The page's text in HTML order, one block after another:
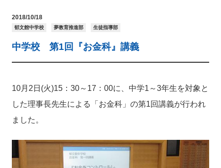
2018/10/18
郁文館中学校 夢教育推進部 生徒指導部
中学校 第1回『お金科』講義
10月2日(火)15：30～17：00に、中学1～3年生を対象と
した理事長先生による「お金科」の第1回講義が行われ
ました。